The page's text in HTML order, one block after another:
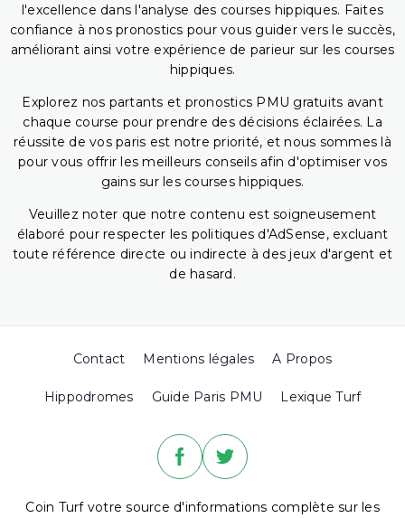
l'excellence dans l'analyse des courses hippiques. Faites
confiance à nos pronostics pour vous guider vers le succès,
améliorant ainsi votre expérience de parieur sur les courses
hippiques.
Explorez nos partants et pronostics PMU gratuits avant
chaque course pour prendre des décisions éclairées. La
réussite de vos paris est notre priorité, et nous sommes là
pour vous offrir les meilleurs conseils afin d'optimiser vos
gains sur les courses hippiques.
Veuillez noter que notre contenu est soigneusement
élaboré pour respecter les politiques d'AdSense, excluant
toute référence directe ou indirecte à des jeux d'argent et
de hasard.
Contact Mentions légales A Propos
Hippodromes Guide Paris PMU Lexique Turf
Coin Turf votre source d'informations complète sur les